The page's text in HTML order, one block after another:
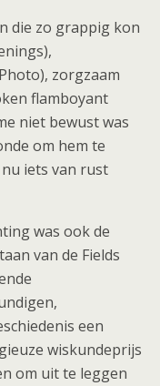
die zo grappig kon
zorgzaam
flamboyant
niet bewust was
om hem te
iets van rust
was ook de
van de Fields
een
wiskundeprijs
om uit te leggen